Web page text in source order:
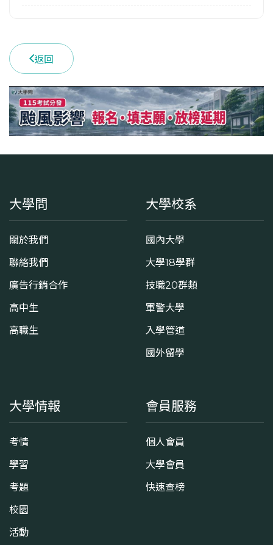
返回
大學問
關於我們
聯絡我們
廣告行銷合作
高中生
高職生
大學校系
國內大學
大學18學群
技職20群類
軍警大學
入學管道
國外留學
大學情報
考情
學習
考題
校園
活動
會員服務
個人會員
大學會員
快速查榜